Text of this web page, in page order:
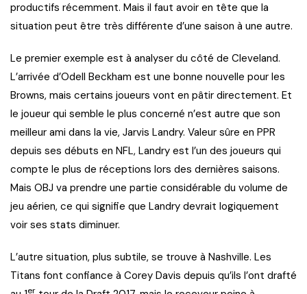
productifs récemment. Mais il faut avoir en tête que la
situation peut être très différente d’une saison à une autre.
Le premier exemple est à analyser du côté de Cleveland.
L’arrivée d’Odell Beckham est une bonne nouvelle pour les
Browns, mais certains joueurs vont en pâtir directement. Et
le joueur qui semble le plus concerné n’est autre que son
meilleur ami dans la vie, Jarvis Landry. Valeur sûre en PPR
depuis ses débuts en NFL, Landry est l’un des joueurs qui
compte le plus de réceptions lors des dernières saisons.
Mais OBJ va prendre une partie considérable du volume de
jeu aérien, ce qui signifie que Landry devrait logiquement
voir ses stats diminuer.
L’autre situation, plus subtile, se trouve à Nashville. Les
Titans font confiance à Corey Davis depuis qu’ils l’ont drafté
er